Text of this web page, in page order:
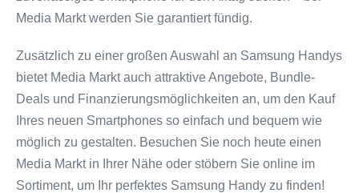
Media Markt werden Sie garantiert fündig.
Zusätzlich zu einer großen Auswahl an Samsung Handys
bietet Media Markt auch attraktive Angebote, Bundle-
Deals und Finanzierungsmöglichkeiten an, um den Kauf
Ihres neuen Smartphones so einfach und bequem wie
möglich zu gestalten. Besuchen Sie noch heute einen
Media Markt in Ihrer Nähe oder stöbern Sie online im
Sortiment, um Ihr perfektes Samsung Handy zu finden!